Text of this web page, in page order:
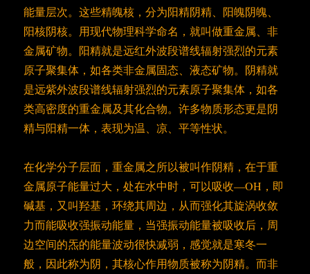
能量层次。这些精魄核，分为阳精阴精、阳魄阴魄、
阳核阴核。用现代物理科学命名，就叫做重金属、非
金属矿物。阳精就是远红外波段谱线辐射强烈的元素
原子聚集体，如各类非金属固态、液态矿物。阴精就
是远紫外波段谱线辐射强烈的元素原子聚集体，如各
类高密度的重金属及其化合物。许多物质形态更是阴
精与阳精一体，表现为温、凉、平等性状。
在化学分子层面，重金属之所以被叫作阴精，在于重
金属原子能量过大，处在水中时，可以吸收—OH，即
碱基，又叫羟基，环绕其周边，从而强化其旋涡收敛
力而能吸收强振动能量，当强振动能量被吸收后，周
边空间的炁的能量波动很快减弱，感觉就是寒冬一
般，因此称为阴，其核心作用物质被称为阴精。而非